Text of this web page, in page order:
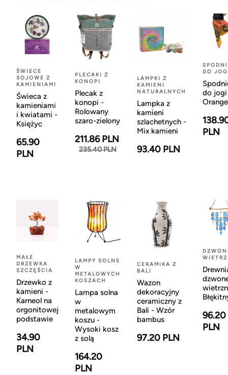
ŚWIECE
SOJOWE Z
KAMIENIAMI
Świeca z
kamieniami
i kwiatami -
Księżyc
65.90
PLN
PLECAKI Z
KONOPI
Plecak z
konopi -
Rolowany
szaro-zielony
211.86 PLN
235.40 PLN
LAMPKI Z
KAMIENI
NATURALNYCH
Lampka z
kamieni
szlachetnych -
Mix kamieni
93.40 PLN
DO
do
Orange
PLN
MAŁE
DRZEWKA
SZCZĘŚCIA
Drzewko z
kamieni -
Karneol na
orgonitowej
podstawie
34.90
PLN
LAMPY SOLNE
W
METALOWYCH
KOSZACH
Lampa solna
w
metalowym
koszu -
Wysoki kosz
z solą
164.20
PLN
CERAMIKA Z
BALI
Wazon
dekoracyjny
ceramiczny z
Bali - Wzór
bambus
97.20 PLN
96.20
PLN